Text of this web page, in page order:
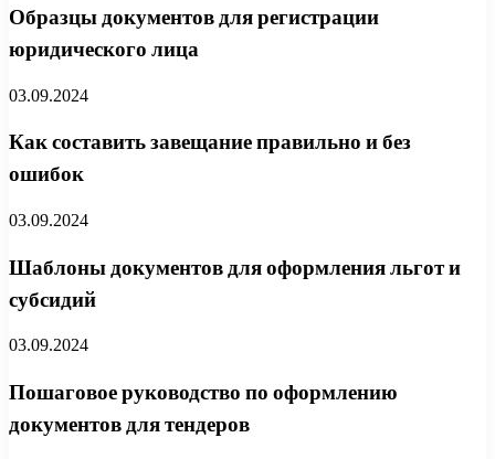
Образцы документов для регистрации
юридического лица
03.09.2024
Как составить завещание правильно и без
ошибок
03.09.2024
Шаблоны документов для оформления льгот и
субсидий
03.09.2024
Пошаговое руководство по оформлению
документов для тендеров